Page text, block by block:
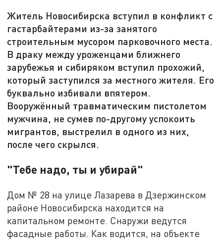
Житель Новосибирска вступил в конфликт с
гастарбайтерами из-за занятого
строительным мусором парковочного места.
В драку между уроженцами ближнего
зарубежья и сибиряком вступил прохожий,
который заступился за местного жителя. Его
буквально избивали впятером.
Вооружённый травматическим пистолетом
мужчина, не сумев по-другому успокоить
мигрантов, выстрелил в одного из них,
после чего скрылся.
"Тебе надо, ты и убирай"
Дом № 28 на улице Лазарева в Дзержинском
районе Новосибирска находится на
капитальном ремонте. Снаружи ведутся
фасадные работы. Как водится, на объекте